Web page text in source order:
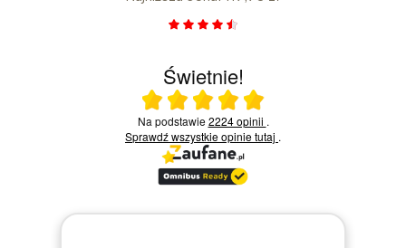
Świetnie!
Ocena średnia 5 na 5
Na podstawie2224 opinii .
Sprawdź wszystkie opinietutaj .